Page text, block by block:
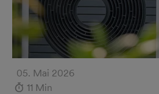
05. Mai 2026
11 Min